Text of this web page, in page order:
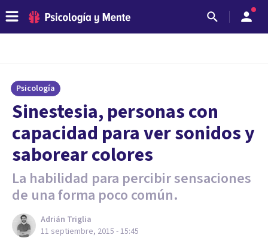
Psicología
Sinestesia, personas con
capacidad para ver sonidos y
saborear colores
La habilidad para percibir sensaciones
de una forma poco común.
Adrián Triglia
11 septiembre, 2015 - 15:45